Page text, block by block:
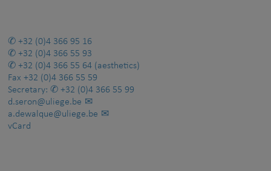
+32 (0)4 366 95 16
+32 (0)4 366 55 93
+32 (0)4 366 55 64 (aesthetics)
Fax +32 (0)4 366 55 59
Secretary:
+32 (0)4 366 55 99
d.seron@uliege.be
a.dewalque@uliege.be
vCard